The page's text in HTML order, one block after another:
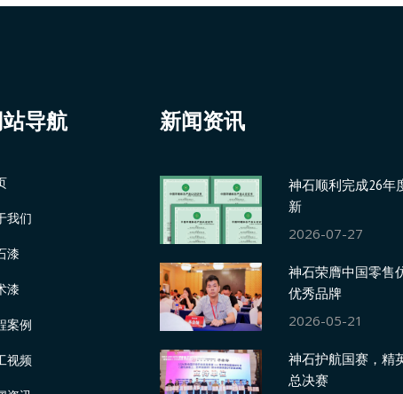
导航
我们
漆
漆
案例
视频
新闻资讯
神石顺利完成26年
新
2026-07-27
神石荣膺中国零售
优秀品牌
2026-05-21
神石护航国赛，精
总决赛